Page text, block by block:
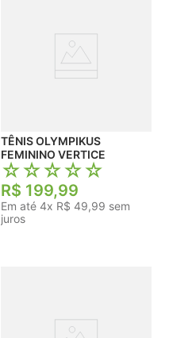
TÊNIS OLYMPIKUS
FEMININO VERTICE
☆☆☆☆☆
R$ 199,99
Em até 4x R$ 49,99 sem
juros